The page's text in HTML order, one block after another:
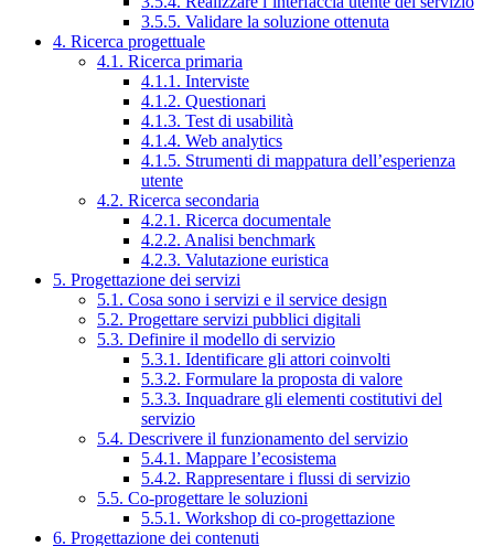
3.5.5. Validare la soluzione ottenuta
4. Ricerca progettuale
4.1. Ricerca primaria
4.1.1. Interviste
4.1.2. Questionari
4.1.3. Test di usabilità
4.1.4. Web analytics
4.1.5. Strumenti di mappatura dell’esperienza
utente
4.2. Ricerca secondaria
4.2.1. Ricerca documentale
4.2.2. Analisi benchmark
4.2.3. Valutazione euristica
5. Progettazione dei servizi
5.1. Cosa sono i servizi e il service design
5.2. Progettare servizi pubblici digitali
5.3. Definire il modello di servizio
5.3.1. Identificare gli attori coinvolti
5.3.2. Formulare la proposta di valore
5.3.3. Inquadrare gli elementi costitutivi del
servizio
5.4. Descrivere il funzionamento del servizio
5.4.1. Mappare l’ecosistema
5.4.2. Rappresentare i flussi di servizio
5.5. Co-progettare le soluzioni
5.5.1. Workshop di co-progettazione
6. Progettazione dei contenuti